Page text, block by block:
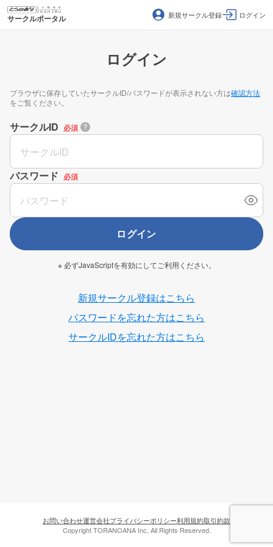
サークルポータル 新規サークル登録 ログイン
ログイン
ブラウザに保存していたサークルID/パスワードが表示されない方は確認方法
をご覧ください。
サークルID 必須
パスワード 必須
ログイン
※ 必ずJavaScriptを有効にしてご利用ください。
新規サークル登録はこちら
パスワードを忘れた方はこちら
サークルIDを忘れた方はこちら
お問い合わせ運営会社プライバシーポリシー利用規約取引約款
Copyright TORANOANA Inc, All Rights Reserved.